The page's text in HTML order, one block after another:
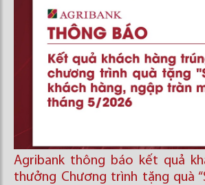
Agribank thông báo kết quả
thưởng Chương trình tặng quà